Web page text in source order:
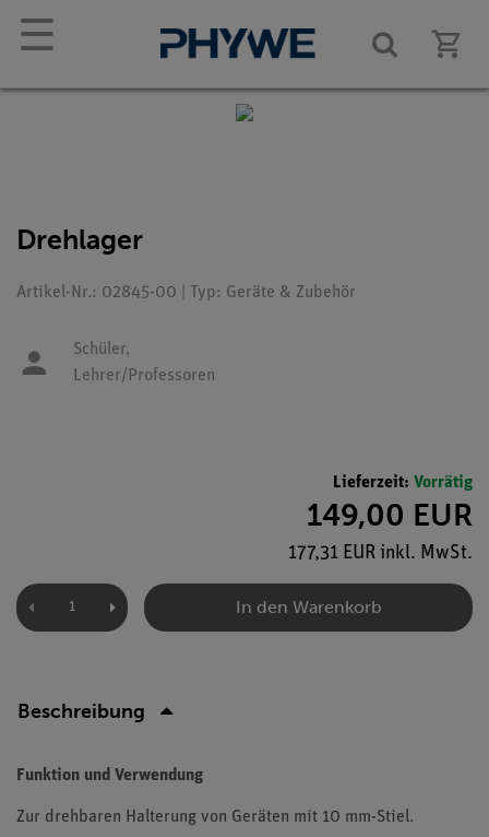
☰
Drehlager
Artikel-Nr.: 02845-00 | Typ: Geräte & Zubehör
Schüler,
Lehrer/Professoren
Lieferzeit: Vorrätig
149,00 EUR
177,31 EUR inkl. MwSt.
In den Warenkorb
Beschreibung
Funktion und Verwendung
Zur drehbaren Halterung von Geräten mit 10 mm-Stiel.